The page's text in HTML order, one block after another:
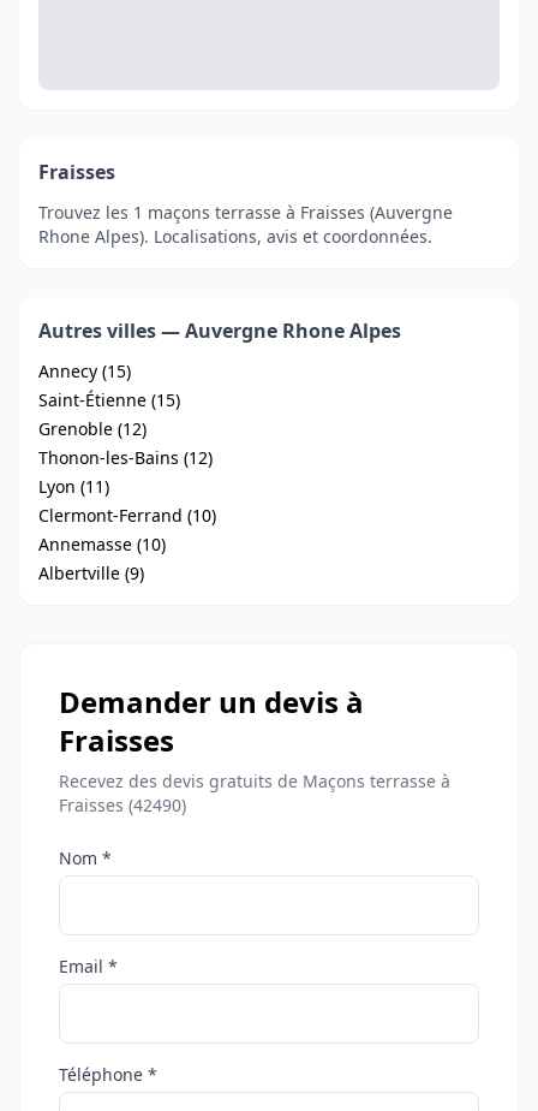
Fraisses
Trouvez les 1 maçons terrasse à Fraisses (Auvergne
Rhone Alpes). Localisations, avis et coordonnées.
Autres villes — Auvergne Rhone Alpes
Annecy (15)
Saint-Étienne (15)
Grenoble (12)
Thonon-les-Bains (12)
Lyon (11)
Clermont-Ferrand (10)
Annemasse (10)
Albertville (9)
Demander un devis à
Fraisses
Recevez des devis gratuits de Maçons terrasse à
Fraisses (42490)
Nom *
Email *
Téléphone *